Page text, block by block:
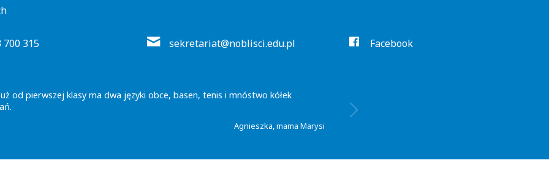
700 315 sekretariat@noblisci.edu.pl Facebook
bo klasy są mało liczne. Kładziony jest nacisk na komunikację z
wychowanie w duchu toleracji i kultury osobistej.
Bożena, mama Kajusa